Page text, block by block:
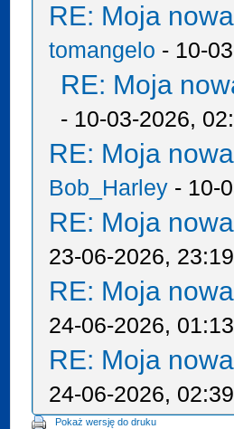
RE: Moja
tomangelo - 10-
RE: Moja
- 10-03-2026,
RE: Moja
Bob_Harley - 10-
RE: Moja
23-06-2026,
RE: Moja
24-06-2026,
RE: Moja
24-06-2026,
Pokaż wersję do druku